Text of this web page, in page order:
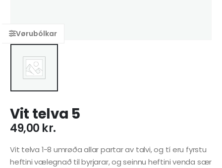
Vit telva 5
49,00 kr.
Vit telva 1-8 umrøða allar partar av talvi, og tí eru fyrstu
heftini vælegnað til byrjarar, og seinnu heftini venda sær